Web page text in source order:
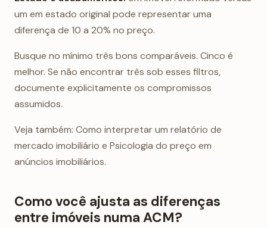
um em estado original pode representar uma
diferença de 10 a 20% no preço.
Busque no mínimo três bons comparáveis. Cinco é
melhor. Se não encontrar três sob esses filtros,
documente explicitamente os compromissos
assumidos.
Veja também: Como interpretar um relatório de
mercado imobiliário e Psicologia do preço em
anúncios imobiliários.
Como você ajusta as diferenças
entre imóveis numa ACM?